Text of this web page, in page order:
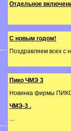
Отдельное
С новым годом!
Поздравляем всех с
Пико ЧМЭ 3
Новинка фирмы
ЧМЭ-3 .
...